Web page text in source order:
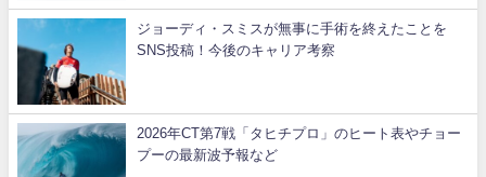
ジョーディ・スミスが無事に手術を終えたことを
SNS投稿！今後のキャリア考察
2026年CT第7戦「タヒチプロ」のヒート表やチョー
プーの最新波予報など